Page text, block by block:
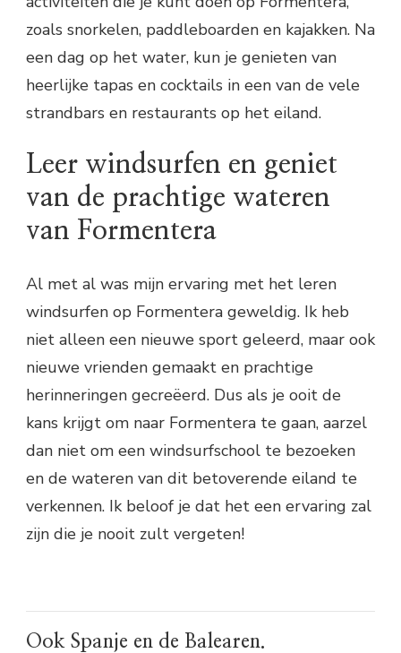
zoals snorkelen, paddleboarden en kajakken. Na
een dag op het water, kun je genieten van
heerlijke tapas en cocktails in een van de vele
strandbars en restaurants op het eiland.
Leer windsurfen en geniet
van de prachtige wateren
van Formentera
Al met al was mijn ervaring met het leren
windsurfen op Formentera geweldig. Ik heb
niet alleen een nieuwe sport geleerd, maar ook
nieuwe vrienden gemaakt en prachtige
herinneringen gecreëerd. Dus als je ooit de
kans krijgt om naar Formentera te gaan, aarzel
dan niet om een windsurfschool te bezoeken
en de wateren van dit betoverende eiland te
verkennen. Ik beloof je dat het een ervaring zal
zijn die je nooit zult vergeten!
Ook Spanje en de Balearen.